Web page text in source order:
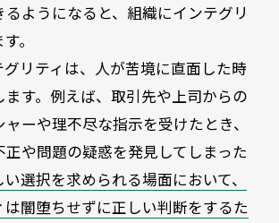
ようになると、組織にインテグリ
。
グリティは、人が苦境に直面した時
ます。例えば、取引先や上司からの
ーや理不尽な指示を受けたとき、
正や問題の疑惑を発見してしまった
い選択を求められる場面において、
は闇堕ちせずに正しい判断をするた